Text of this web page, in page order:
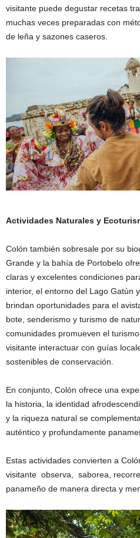
visitante puede degustar recetas
muchas veces preparadas con
de leña y sazones caseros.
Actividades Naturales y
Colón también sobresale por su
Grande y la bahía de Portobelo
claras y excelentes condiciones
interior, el entorno del Lago Gatún
brindan oportunidades para el
bote, senderismo y turismo de
comunidades promueven el
visitante interactuar con guías
sostenibles de conservación.
En conjunto, Colón ofrece una
la historia, la identidad
y la riqueza natural se
auténtico y profundamente
Estas actividades convierten a
visitante observa, saborea,
panameño de manera directa y